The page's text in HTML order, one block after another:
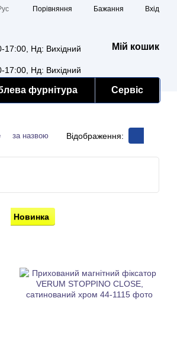
Порівняння Бажання Вхід
Нд: Вихідний
Нд: Вихідний
Мій кошик
фурнітура Сервіс
за назвою Відображення:
Новинка